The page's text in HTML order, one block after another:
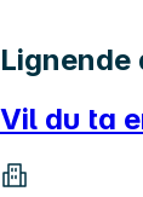
Lignende
Vil du ta